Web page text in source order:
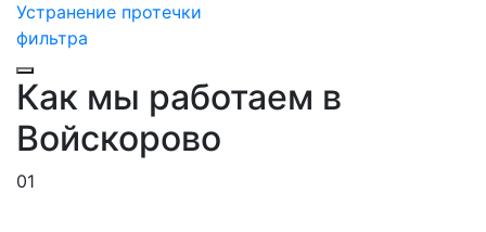
Устранение протечки
фильтра
Как мы работаем в
Войскорово
01